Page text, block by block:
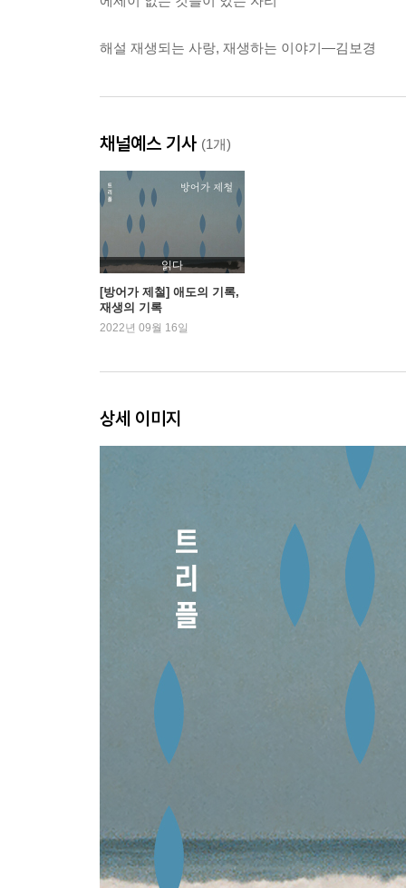
해설 재생되는 사랑, 재생하는 이야기―김보경
채널예스 기사 (1개)
읽다
[방어가 제철] 애도의 기록,
재생의 기록
2022년 09월 16일
상세 이미지